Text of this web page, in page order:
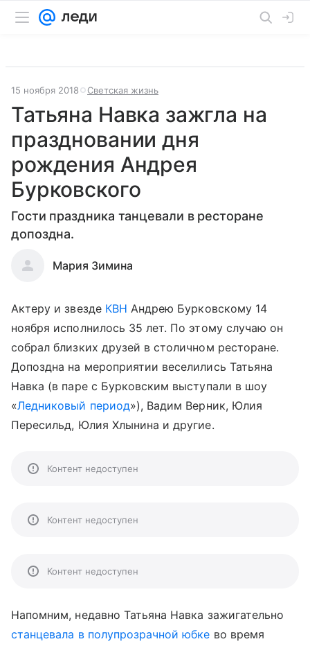
15 ноября 2018 Светская жизнь
Татьяна Навка зажгла на
праздновании дня
рождения Андрея
Бурковского
Гости праздника танцевали в ресторане
допоздна.
Мария Зимина
Актеру и звезде КВН Андрею Бурковскому 14
ноября исполнилось 35 лет. По этому случаю он
собрал близких друзей в столичном ресторане.
Допоздна на мероприятии веселились Татьяна
Навка (в паре с Бурковским выступали в шоу
«Ледниковый период»), Вадим Верник, Юлия
Пересильд, Юлия Хлынина и другие.
Контент недоступен
Контент недоступен
Контент недоступен
Напомним, недавно Татьяна Навка зажигательно
станцевала в полупрозрачной юбке во время